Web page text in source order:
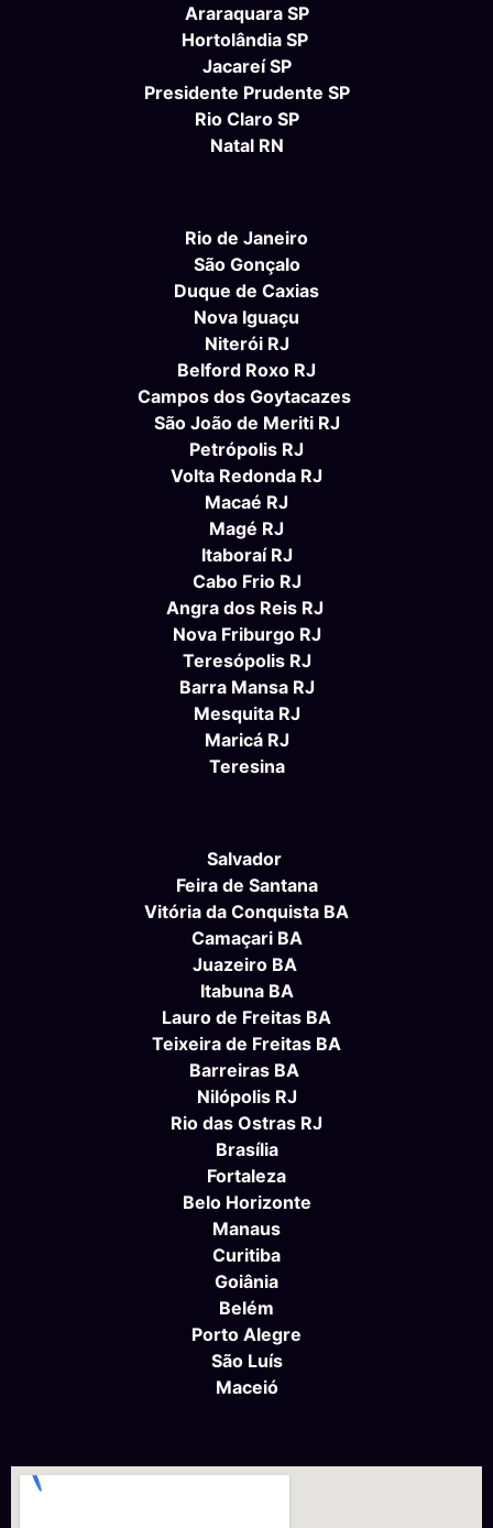
Araraquara SP
Hortolândia SP
Jacareí SP
Presidente Prudente SP
Rio Claro SP
Natal RN
Rio de Janeiro
São Gonçalo
Duque de Caxias
Nova Iguaçu
Niterói RJ
Belford Roxo RJ
Campos dos Goytacazes
São João de Meriti RJ
Petrópolis RJ
Volta Redonda RJ
Macaé RJ
Magé RJ
Itaboraí RJ
Cabo Frio RJ
Angra dos Reis RJ
Nova Friburgo RJ
Teresópolis RJ
Barra Mansa RJ
Mesquita RJ
Maricá RJ
Teresina
Salvador
Feira de Santana
Vitória da Conquista BA
Camaçari BA
Juazeiro BA
Itabuna BA
Lauro de Freitas BA
Teixeira de Freitas BA
Barreiras BA
Nilópolis RJ
Rio das Ostras RJ
Brasília
Fortaleza
Belo Horizonte
Manaus
Curitiba
Goiânia
Belém
Porto Alegre
São Luís
Maceió